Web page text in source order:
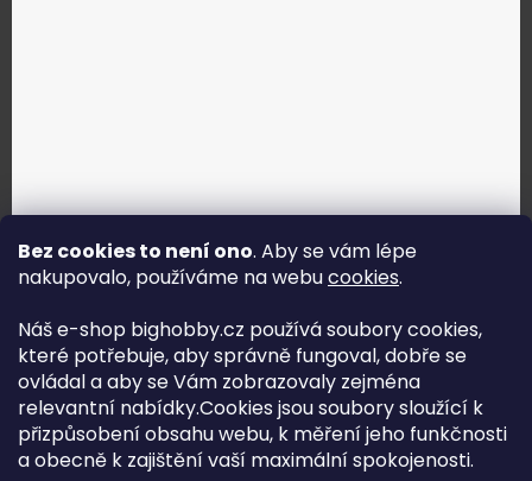
Bez cookies to není ono. Aby se vám lépe
nakupovalo, používáme na webucookies.
Náš e-shop bighobby.cz používá soubory cookies,
které potřebuje, aby správně fungoval, dobře se
ovládal a aby se Vám zobrazovaly zejména
relevantní nabídky.Cookies jsou soubory sloužící k
přizpůsobení obsahu webu, k měření jeho funkčnosti
a obecně k zajištění vaší maximální spokojenosti.
Jak vybrat správné servo?
Najít správné servo